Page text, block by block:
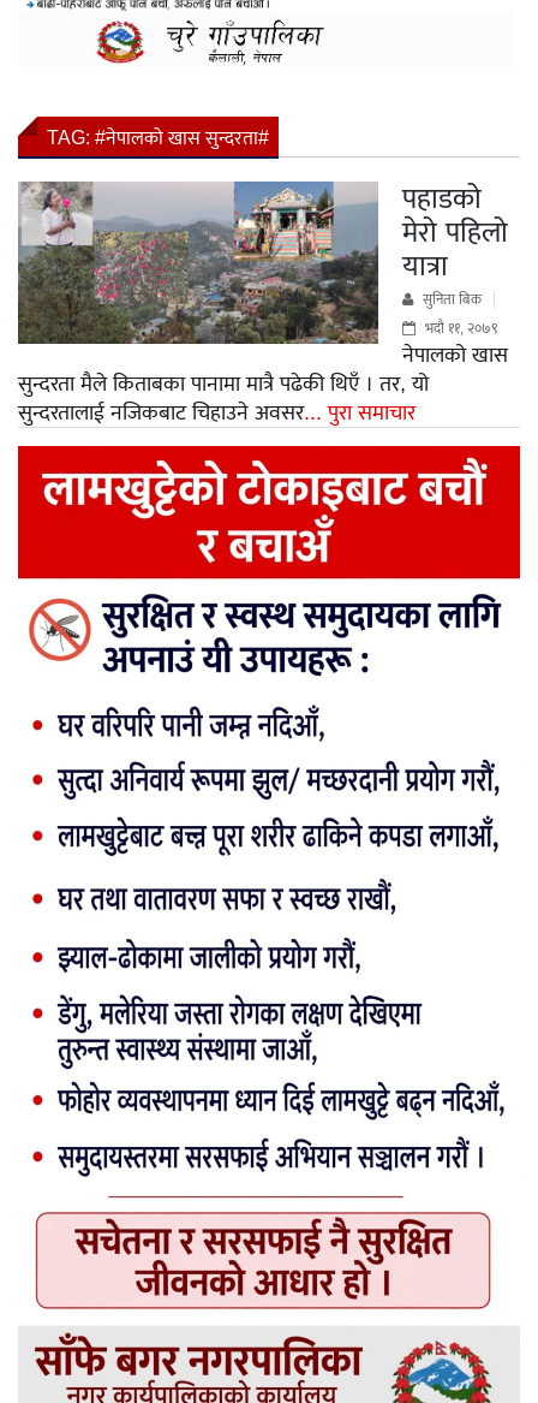
TAG: #नेपालको खास सुन्दरता#
पहाडको
मेरो पहिलो
यात्रा
सुनिता बिक
भदौ ११, २०७९
नेपालको खास
सुन्दरता मैले किताबका पानामा मात्रै पढेकी थिएँ । तर, यो
सुन्दरतालाई नजिकबाट चिहाउने अवसर... पुरा समाचार